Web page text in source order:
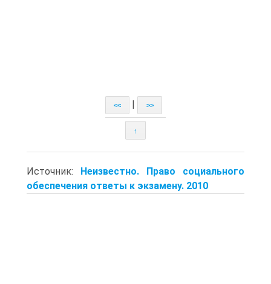
<< >>
↑
Источник: Неизвестно. Право социального
обеспечения ответы к экзамену. 2010